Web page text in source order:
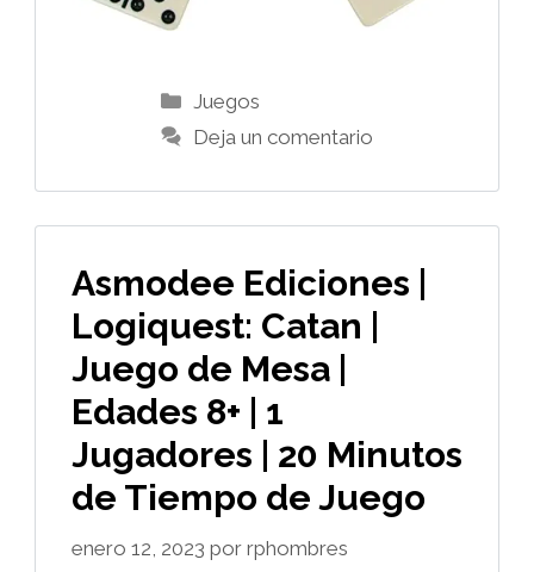
Categorías
Juegos
Deja un comentario
Asmodee Ediciones |
Logiquest: Catan |
Juego de Mesa |
Edades 8+ | 1
Jugadores | 20 Minutos
de Tiempo de Juego
enero 12, 2023 por rphombres